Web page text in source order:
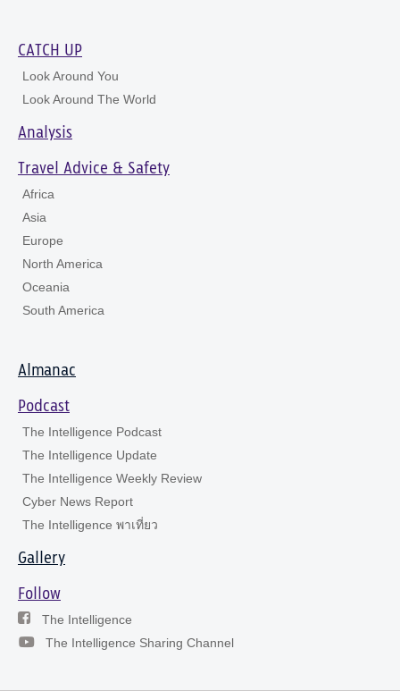
CATCH UP
Look Around You
Look Around The World
Analysis
Travel Advice & Safety
Africa
Asia
Europe
North America
Oceania
South America
Almanac
Podcast
The Intelligence Podcast
The Intelligence Update
The Intelligence Weekly Review
Cyber News Report
The Intelligence พาเที่ยว
Gallery
Follow
The Intelligence
The Intelligence Sharing Channel